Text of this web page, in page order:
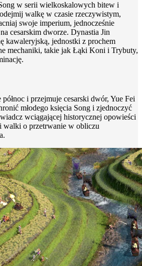
w serii wielkoskalowych bitew i
walkę w czasie rzeczywistym,
swoje imperium, jednocześnie
cesarskim dworze. Dynastia Jin
kawaleryjską, jednostki z prochem
mechaniki, takie jak Łąki Koni i Trybuty,
i przejmuje cesarski dwór, Yue Fei
młodego księcia Song i zjednoczyć
wciągającej historycznej opowieści
walki o przetrwanie w obliczu